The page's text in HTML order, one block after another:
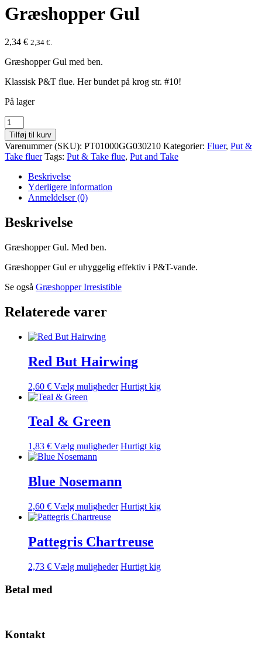
Græshopper Gul
2,34 € 2,34 €.
Græshopper Gul med ben.
Klassisk P&T flue. Her bundet på krog str. #10!
På lager
Græshopper
Gul
antal
Tilføj til kurv
Varenummer (SKU): PT01000GG030210 Kategorier: Fluer, Put &
Take fluer Tags: Put & Take flue, Put and Take
Beskrivelse
Yderligere information
Anmeldelser (0)
Beskrivelse
Græshopper Gul. Med ben.
Græshopper Gul er uhyggelig effektiv i P&T-vande.
Se også Græshopper Irresistible
Relaterede varer
Red But Hairwing
2,60 € Vælg muligheder Dette
kan
varesiden
Hurtigt kig
Teal & Green
1,83 € Vælg muligheder Dette
varianter.
kan
varesiden
Hurtigt kig
Blue Nosemann
2,60 € Vælg muligheder Dette
flere
varianter.
kan
Hurtigt kig
Pattegris Chartreuse
2,73 € Vælg muligheder Dette
Hurtigt kig
Betal med
Kontakt